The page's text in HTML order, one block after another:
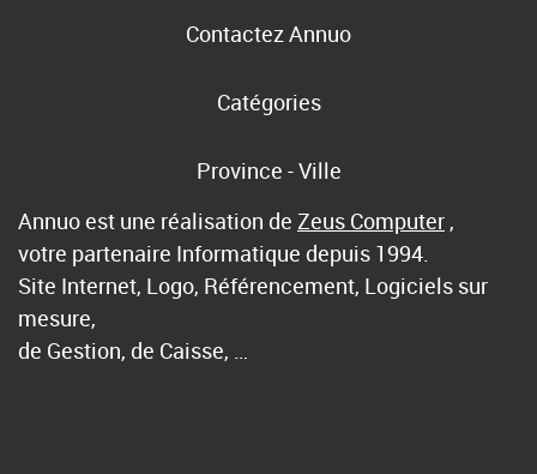
Contactez Annuo
Catégories
Province - Ville
Annuo est une réalisation de Zeus Computer ,
votre partenaire Informatique depuis 1994.
Site Internet, Logo, Référencement, Logiciels sur
mesure,
de Gestion, de Caisse, …